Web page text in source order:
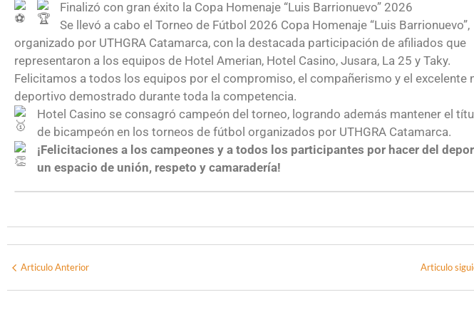
Finalizó con gran éxito la Copa Homenaje “Luis Barrionuevo” 2026
Se llevó a cabo el Torneo de Fútbol 2026 Copa Homenaje “Luis Barrionuevo”,
organizado por UTHGRA Catamarca, con la destacada participación de afiliados que
representaron a los equipos de Hotel Amerian, Hotel Casino, Jusara, La 25 y Taky.
Felicitamos a todos los equipos por el compromiso, el compañerismo y el excelente
deportivo demostrado durante toda la competencia.
Hotel Casino se consagró campeón del torneo, logrando además mantener el
de bicampeón en los torneos de fútbol organizados por UTHGRA Catamarca.
¡Felicitaciones a los campeones y a todos los participantes por hacer del
un espacio de unión, respeto y camaradería!
Articulo Anterior Articulo